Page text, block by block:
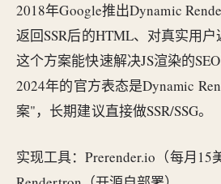
2018年Google推出Dynamic
返回SSR后的HTML、对真实用户
这个方案能快速解决JS渲染的
2024年的官方表态是Dynamic
案"，长期建议直接做SSR/SSG。
实现工具：Prerender.io（每月15